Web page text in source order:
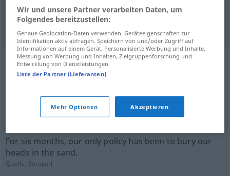
POL
Beispielsätze aus externen Quellen
für "Vogel-Strauß-Politik"
(nicht von der Langenscheidt Redaktion
geprüft)
For six months, our only policy has been to bury our
heads in the sand.
Quelle: Europarl
Wir und unsere Partner verarbeiten Daten, um
Folgendes bereitzustellen:
Genaue Geolocation-Daten verwenden. Geräteeigenschaften zur
Identifikation aktiv abfragen. Speichern von und/oder Zugriff auf
Informationen auf einem Gerät. Personalisierte Werbung und Inhalte,
Messung von Werbung und Inhalten, Zielgruppenforschung und
Entwicklung von Dienstleistungen.
Liste der Partner (Lieferanten)
Mehr Optionen Akzeptieren